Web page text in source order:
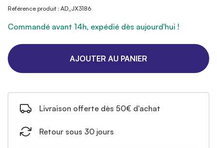
Référence produit : AD_JX3186
Commandé avant 14h, expédié dès aujourd'hui !
AJOUTER AU PANIER
Livraison offerte dès 50€ d'achat
Retour sous 30 jours